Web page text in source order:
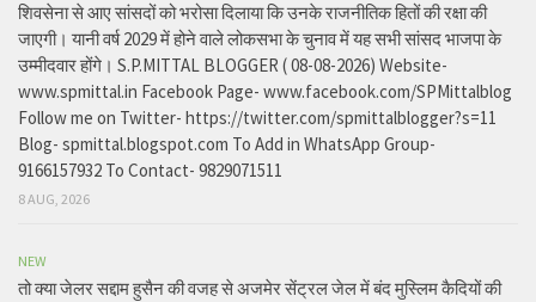
शिवसेना से आए सांसदों को भरोसा दिलाया कि उनके राजनीतिक हितों की रक्षा की
जाएगी। यानी वर्ष 2029 में होने वाले लोकसभा के चुनाव में यह सभी सांसद भाजपा के
उम्मीदवार होंगे। S.P.MITTAL BLOGGER ( 08-08-2026) Website-
www.spmittal.in Facebook Page- www.facebook.com/SPMittalblog
Follow me on Twitter- https://twitter.com/spmittalblogger?s=11
Blog- spmittal.blogspot.com To Add in WhatsApp Group-
9166157932 To Contact- 9829071511
8 AUG, 2026
NEW
तो क्या जेलर सद्दाम हुसैन की वजह से अजमेर सेंट्रल जेल में बंद मुस्लिम कैदियों की